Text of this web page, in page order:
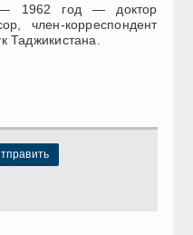
1962 год — доктор
член-корреспондент
Таджикистана.